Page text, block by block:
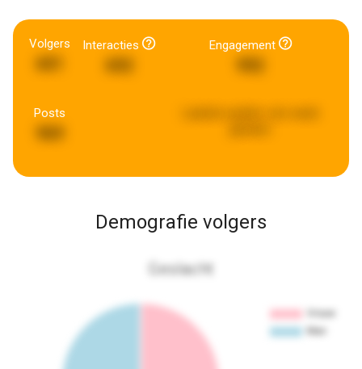
Volgers Interacties Engagement
Posts
Demografie volgers
Geslacht